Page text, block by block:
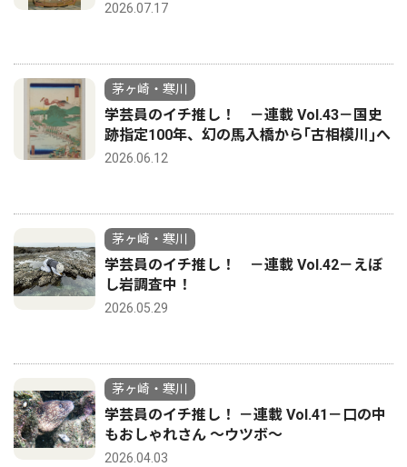
2026.07.17
茅ヶ崎・寒川
学芸員のイチ推し！ －連載 Vol.43－国史
跡指定100年、幻の馬入橋から｢古相模川｣へ
2026.06.12
茅ヶ崎・寒川
学芸員のイチ推し！ －連載 Vol.42－えぼ
し岩調査中！
2026.05.29
茅ヶ崎・寒川
学芸員のイチ推し！ －連載 Vol.41－口の中
もおしゃれさん ～ウツボ～
2026.04.03